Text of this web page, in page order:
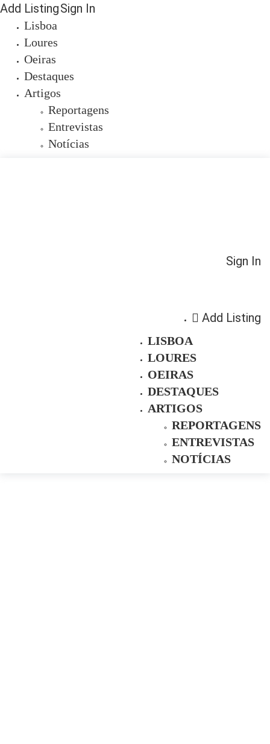
Add ListingSign In
Lisboa
Loures
Oeiras
Destaques
Artigos
Reportagens
Entrevistas
Notícias
Sign In
Add Listing
LISBOA
LOURES
OEIRAS
DESTAQUES
ARTIGOS
REPORTAGENS
ENTREVISTAS
NOTÍCIAS